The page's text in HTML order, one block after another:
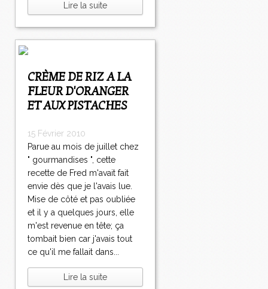
Lire la suite
CRÈME DE RIZ A LA
FLEUR D'ORANGER
ET AUX PISTACHES
15 Février 2010
Parue au mois de juillet chez
" gourmandises ", cette
recette de Fred m'avait fait
envie dès que je l'avais lue.
Mise de côté et pas oubliée
et il y a quelques jours, elle
m'est revenue en tête; ça
tombait bien car j'avais tout
ce qu'il me fallait dans...
Lire la suite